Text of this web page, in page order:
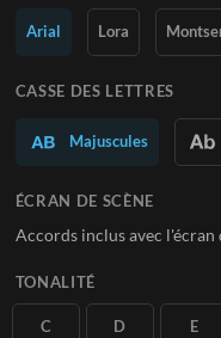
En savoir plus
Arial Lora
CASSE DES LETTRES
Majuscules
ÉCRAN DE SCÈNE
Accords inclus avec l'écran
TONALITÉ
C D E